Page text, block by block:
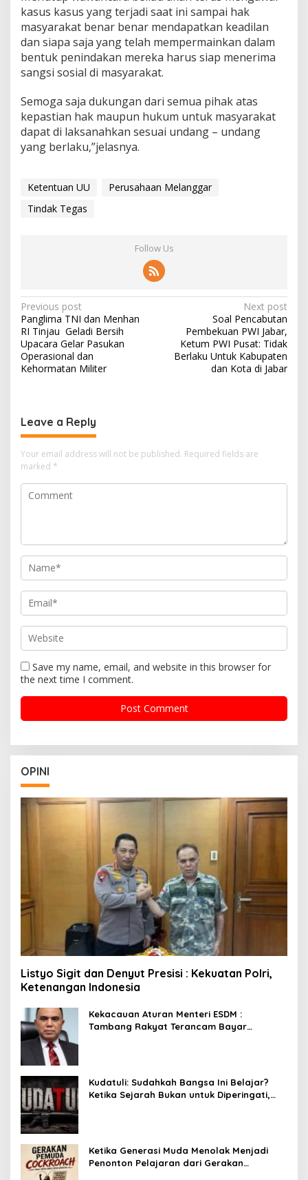
kasus kasus yang terjadi saat ini sampai hak
masyarakat benar benar mendapatkan keadilan
dan siapa saja yang telah mempermainkan dalam
bentuk penindakan mereka harus siap menerima
sangsi sosial di masyarakat.
Semoga saja dukungan dari semua pihak atas
kepastian hak maupun hukum untuk masyarakat
dapat di laksanahkan sesuai undang – undang
yang berlaku,”jelasnya.
Ketentuan UU
Perusahaan Melanggar
Tindak Tegas
Follow Us
Post
navigation
Previous post
Panglima TNI dan Menhan
RI Tinjau Geladi Bersih
Upacara Gelar Pasukan
Operasional dan
Kehormatan Militer
Next post
Soal Pencabutan
Pembekuan PWI Jabar,
Ketum PWI Pusat: Tidak
Berlaku Untuk Kabupaten
dan Kota di Jabar
Leave a Reply
Your email address will not be published. Required fields are
marked *
Save my name, email, and website in this browser for
the next time I comment.
OPINI
Listyo Sigit dan Denyut Presisi : Kekuatan Polri,
Ketenangan Indonesia
Kekacauan Aturan Menteri ESDM :
Tambang Rakyat Terancam Bayar
Kudatuli: Sudahkah Bangsa Ini Belajar?
Ketika Sejarah Bukan untuk Diperingati,
Ketika Generasi Muda Menolak Menjadi
Penonton Pelajaran dari Gerakan